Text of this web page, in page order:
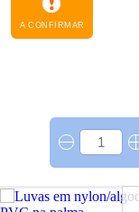
A CONFIRMAR